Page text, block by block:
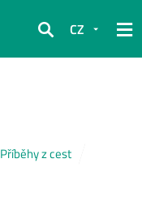
Hledat
CZ
Příběhy z cest